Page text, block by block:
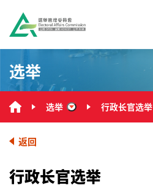
选举
选举 “选举”行政长官选举
返回
行政长官选举